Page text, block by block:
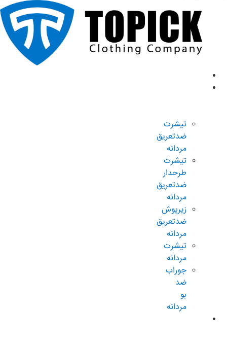
تیشرت
ضدتعریق
مردانه
تیشرت
طرحدار
ضدتعریق
مردانه
زیرپوش
ضدتعریق
مردانه
تیشرت
مردانه
جوراب
ضد
بو
مردانه